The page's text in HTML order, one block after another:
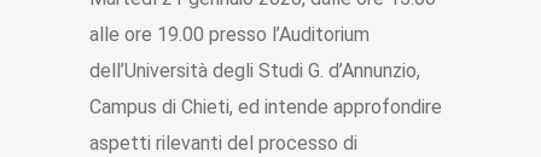
alle ore 19.00 presso l’Auditorium
dell’Università degli Studi G. d’Annunzio,
Campus di Chieti, ed intende approfondire
aspetti rilevanti del processo di